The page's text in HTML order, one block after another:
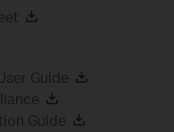
Guide
Guide